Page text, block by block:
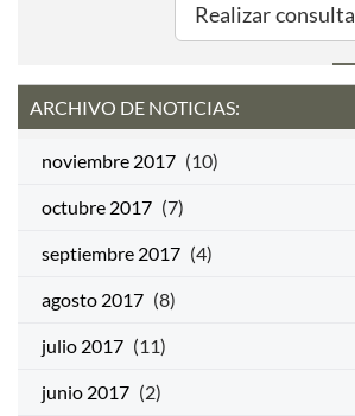
Realizar consulta
ARCHIVO DE NOTICIAS:
noviembre 2017 (10)
octubre 2017 (7)
septiembre 2017 (4)
agosto 2017 (8)
julio 2017 (11)
junio 2017 (2)